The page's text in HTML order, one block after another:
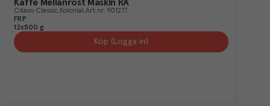
Kaffe Mellanrost Maskin RA
Citavo Classic Kolonial Art.nr. 901277
FRP
12x500 g
Köp (Logga in)